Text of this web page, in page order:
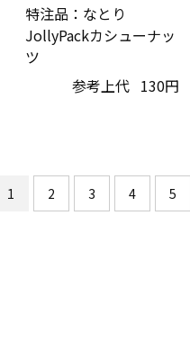
特注品：なとり
JollyPackカシューナッ
ツ
参考上代 130円
1 2 3 4 5